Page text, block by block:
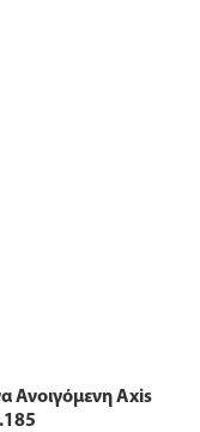
Ανοιγόμενη Axis